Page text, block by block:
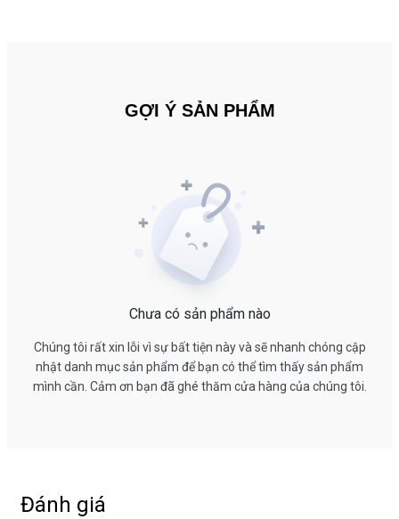
GỢI Ý SẢN PHẨM
Chưa có sản phẩm nào
Chúng tôi rất xin lỗi vì sự bất tiện này và sẽ nhanh chóng cập
nhật danh mục sản phẩm để bạn có thể tìm thấy sản phẩm
mình cần. Cảm ơn bạn đã ghé thăm cửa hàng của chúng tôi.
Đánh giá